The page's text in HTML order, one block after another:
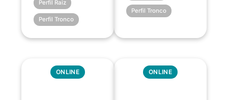
Perfil Raiz
Perfil Tronco
Perfil Tronco
ONLINE ONLINE